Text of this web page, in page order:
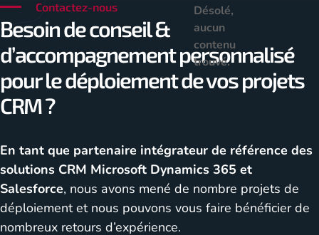
Désolé,
aucun
contenu
trouvé.
Contactez-nous
Besoin de conseil &
d’accompagnement personnalisé
pour le déploiement de vos projets
CRM ?
En tant que partenaire intégrateur de référence des
solutions CRM Microsoft Dynamics 365 et
Salesforce, nous avons mené de nombre projets de
déploiement et nous pouvons vous faire bénéficier de
nombreux retours d’expérience.